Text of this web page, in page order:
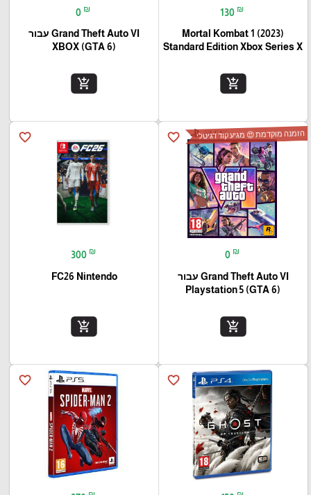
130 ₪
Mortal Kombat 1 (2023)
Standard Edition Xbox Series X
add_shopping_cart
0 ₪
Grand Theft Auto VI עבור
(XBOX (GTA 6
add_shopping_cart
favorite_border הזמנה מוקדמת 😍 מגיע קוד דגיטלי
0 ₪
Grand Theft Auto VI עבור
(Playstation 5 (GTA 6
add_shopping_cart
favorite_border
300 ₪
FC26 Nintendo
add_shopping_cart
favorite_border
favorite_border